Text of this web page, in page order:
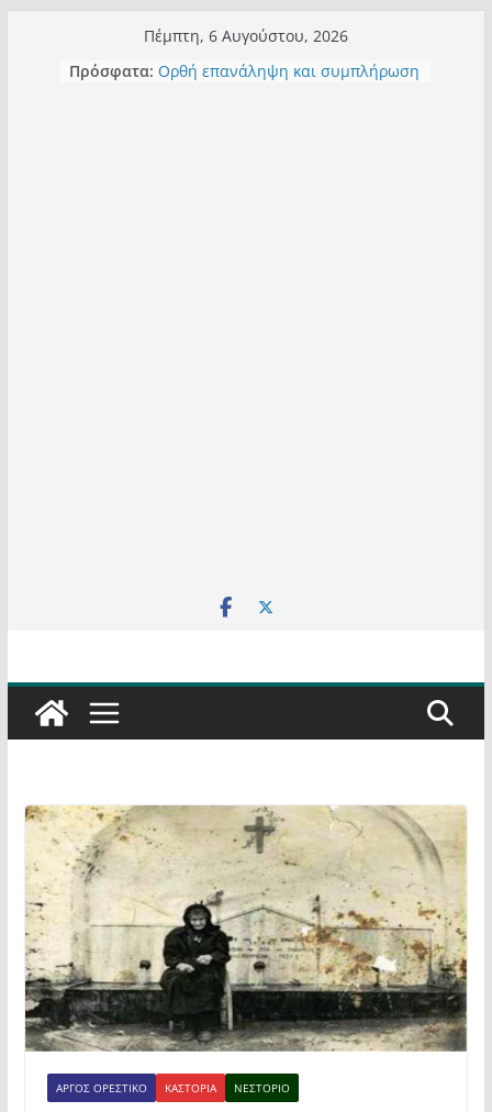
περιεχόμενο
Πέμπτη, 6 Αυγούστου, 2026
Πρόσφατα: Ορθή επανάληψη και συμπλήρωση
ΆΡΓΟΣ ΟΡΕΣΤΙΚΌ ΚΑΣΤΟΡΙΆ ΝΕΣΤΌΡΙΟ